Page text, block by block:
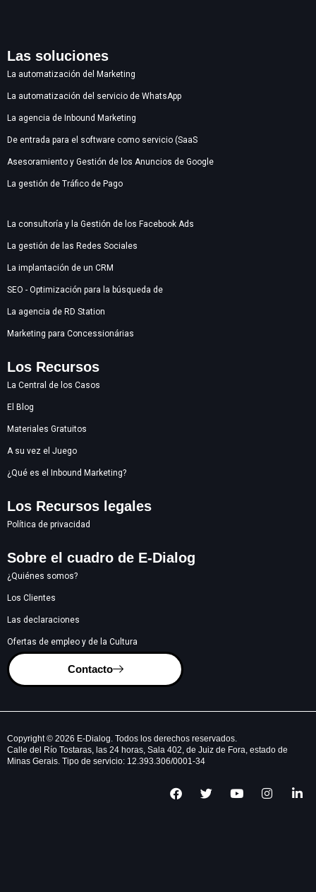
Las soluciones
La automatización del Marketing
La automatización del servicio de WhatsApp
La agencia de Inbound Marketing
De entrada para el software como servicio (SaaS
Asesoramiento y Gestión de los Anuncios de Google
La gestión de Tráfico de Pago
La consultoría y la Gestión de los Facebook Ads
La gestión de las Redes Sociales
La implantación de un CRM
SEO - Optimización para la búsqueda de
La agencia de RD Station
Marketing para Concessionárias
Los Recursos
La Central de los Casos
El Blog
Materiales Gratuitos
A su vez el Juego
¿Qué es el Inbound Marketing?
Los Recursos legales
Política de privacidad
Sobre el cuadro de E-Dialog
¿Quiénes somos?
Los Clientes
Las declaraciones
Ofertas de empleo y de la Cultura
Contacto
Copyright © 2026 E-Dialog. Todos los derechos reservados.
Calle del Río Tostaras, las 24 horas, Sala 402, de Juiz de Fora, estado de
Minas Gerais. Tipo de servicio: 12.393.306/0001-34